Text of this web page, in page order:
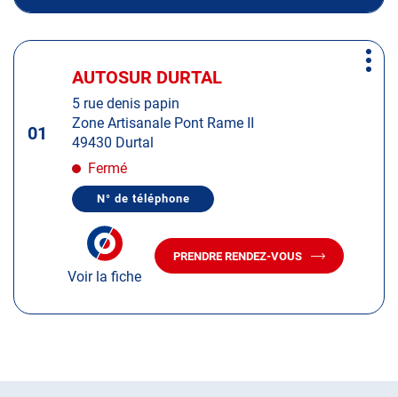
Appuyer
ENTRÉE
informations
01
Centre
:
AUTOSUR DURTAL
5 rue denis papin
Zone Artisanale Pont Rame II
49430 Durtal
Fermé
N° de téléphone
AFFICHER
TÉLÉPHONE
DURTAL
Voir la fiche
PRENDRE RENDEZ-VOUS
AVEC
Plus